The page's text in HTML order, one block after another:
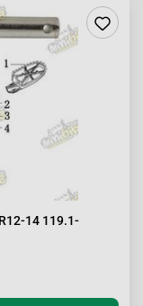
14 119.1-